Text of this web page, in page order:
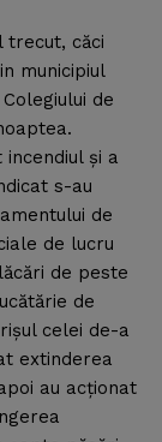
trecut, căci
municipiul
de
şi a
s-au
de
de lucru
de peste
de
celei de-a
extinderea
au acţionat